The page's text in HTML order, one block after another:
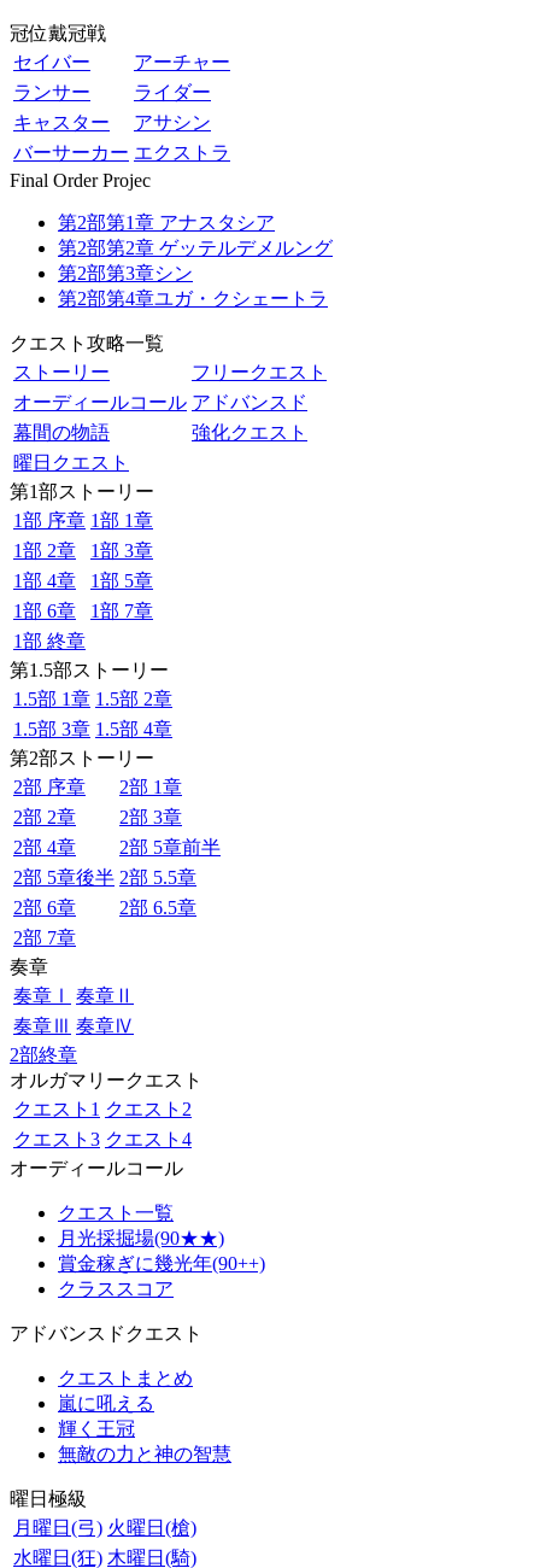
冠位戴冠戦
セイバー
アーチャー
ランサー
ライダー
キャスター
アサシン
バーサーカー エクストラ
Final Order Projec
第2部第1章 アナスタシア
第2部第2章 ゲッテルデメルング
第2部第3章シン
第2部第4章ユガ・クシェートラ
クエスト攻略一覧
ストーリー
フリークエスト
オーディールコール アドバンスド
幕間の物語
強化クエスト
曜日クエスト
第1部ストーリー
1部 序章 1部 1章
1部 2章
1部 3章
1部 4章
1部 5章
1部 6章
1部 7章
1部 終章
第1.5部ストーリー
1.5部 1章 1.5部 2章
1.5部 3章 1.5部 4章
第2部ストーリー
2部 序章
2部 1章
2部 2章
2部 3章
2部 4章
2部 5章前半
2部 5章後半 2部 5.5章
2部 6章
2部 6.5章
2部 7章
奏章
奏章Ⅰ
奏章Ⅱ
奏章Ⅲ 奏章Ⅳ
2部終章
オルガマリークエスト
クエスト1 クエスト2
クエスト3 クエスト4
オーディールコール
クエスト一覧
月光採掘場(90★★)
賞金稼ぎに幾光年(90++)
クラススコア
アドバンスドクエスト
クエストまとめ
嵐に吼える
輝く王冠
無敵の力と神の智慧
曜日極級
月曜日(弓) 火曜日(槍)
水曜日(狂) 木曜日(騎)